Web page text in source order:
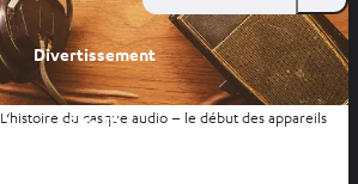
Divertissement
Site FR
L‘histoire du casque audio – le début des appareils